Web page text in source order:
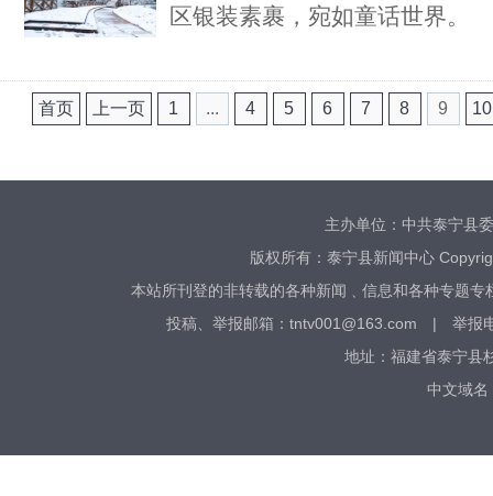
区银装素裹，宛如童话世界。
首页 上一页 1 ... 4 5 6 7 8 9 10
主办单位：中共泰宁县
版权所有：泰宁县新闻中心
本站所刊登的非转载的各种新闻﹑信息和各种专题
投稿、​举报邮箱：tntv001@163.com | 举
地址：福建省泰宁
中文域